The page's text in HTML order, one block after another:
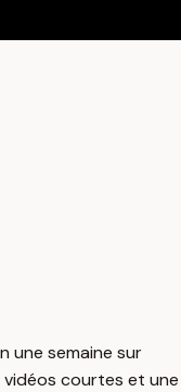
une semaine sur
courtes et une